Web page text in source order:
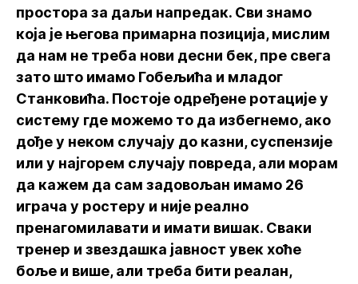
простора за даљи напредак. Сви знамо
која је његова примарна позиција, мислим
да нам не треба нови десни бек, пре свега
зато што имамо Гобељића и младог
Станковића. Постоје одређене ротације у
систему где можемо то да избегнемо, ако
дође у неком случају до казни, суспензије
или у најгорем случају повреда, али морам
да кажем да сам задовољан имамо 26
играча у ростеру и није реално
пренагомилавати и имати вишак. Сваки
тренер и звездашка јавност увек хоће
боље и више, али треба бити реалан,